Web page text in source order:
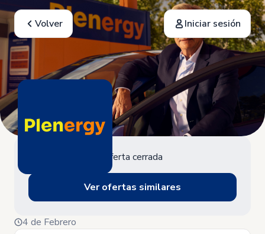
Volver Iniciar sesión
Oferta cerrada
Ver ofertas similares
4 de Febrero